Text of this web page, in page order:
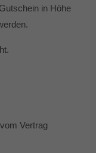
in Höhe
Vertrag